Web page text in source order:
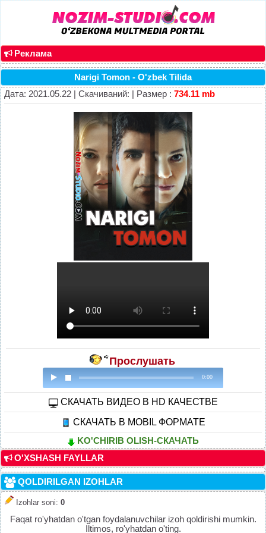
Реклама
Narigi Tomon - O'zbek Tilida
Дата: 2021.05.22 | Скачиваний: | Размер : 734.11 mb
Прослушать
0:00
CКАЧАТЬ ВИДЕО В HD КАЧЕСТВЕ
СКАЧАТЬ В MOBIL ФОРМАТЕ
KO'CHIRIB OLISH-СКАЧАТЬ
O'XSHASH FAYLLAR
QOLDIRILGAN IZOHLAR
Izohlar soni: 0
Faqat ro'yhatdan o'tgan foydalanuvchilar izoh qoldirishi mumkin.
Iltimos, ro'yhatdan o'ting.